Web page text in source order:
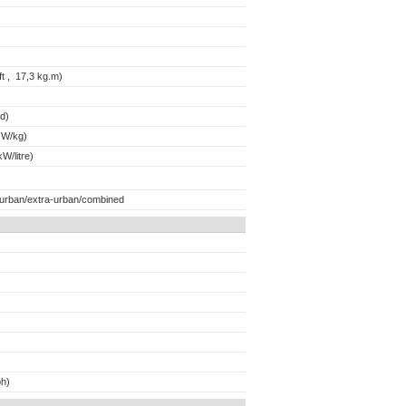
, 17,3 kg.m)
kg)
litre)
extra-urban/combined